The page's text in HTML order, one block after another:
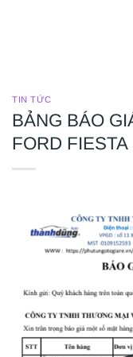
TIN TỨC
BẢNG BÁO
FORD FIESTA